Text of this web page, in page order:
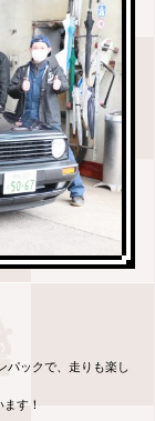
パックで、走りも楽し
す！